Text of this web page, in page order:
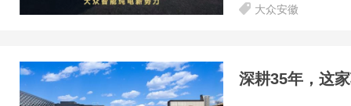
大众安徽
深耕35年，这